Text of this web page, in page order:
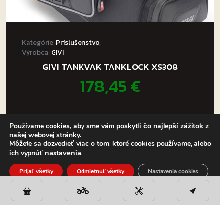
Kategórie:Príslušenstvo,
Výrobca:GIVI
GIVI TANKVAK TANKLOCK XS308
178,45€
PRIDAŤ DO KOŠÍKA
Používame cookies, aby sme vám poskytli čo najlepší zážitok z
našej webovej stránky.
Môžete sa dozvedieť viac o tom, ktoré cookies používame, alebo
ich vypnúť nastavenia.
Prijať všetky Odmietnuť všetky Nastavenia cookies
Close GDPR Cookie Banner